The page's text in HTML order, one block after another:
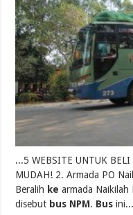
...5 WEBSITE UNTUK BELI
MUDAH! 2. Armada PO
Beralih ke armada Naikilah
disebut bus NPM. Bus ini...